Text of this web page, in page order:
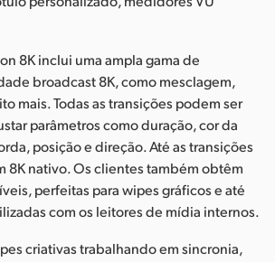
8K inclui uma ampla gama de
broadcast 8K, como mesclagem,
mais. Todas as transições podem ser
parâmetros como duração, cor da
posição e direção. Até as transições
8K nativo. Os clientes também obtêm
perfeitas para wipes gráficos e até
com os leitores de mídia internos.
criativas trabalhando em sincronia,